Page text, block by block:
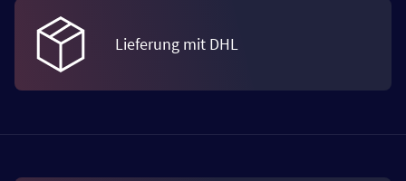
Lieferung mit DHL